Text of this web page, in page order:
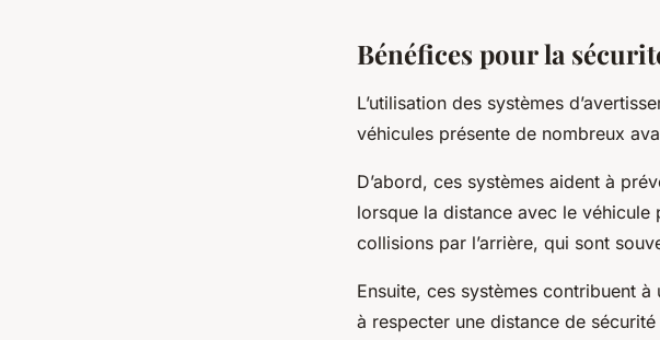
Bénéfices pour la
L’utilisation des systèmes
véhicules présente de nombreux
D’abord, ces systèmes aident à
lorsque la distance avec le véhicule
collisions par l’arrière, qui sont
Ensuite, ces systèmes contribuent
à respecter une distance de